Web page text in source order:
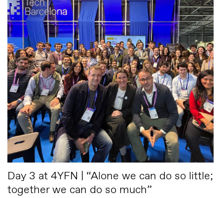
Day 3 at 4YFN | “Alone we can do so little;
together we can do so much”